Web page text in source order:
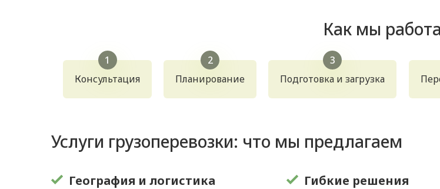
Как мы
Консультация Планирование Подготовка и загрузка
Услуги грузоперевозки: что мы предлагаем
География и логистика Гибкие решения